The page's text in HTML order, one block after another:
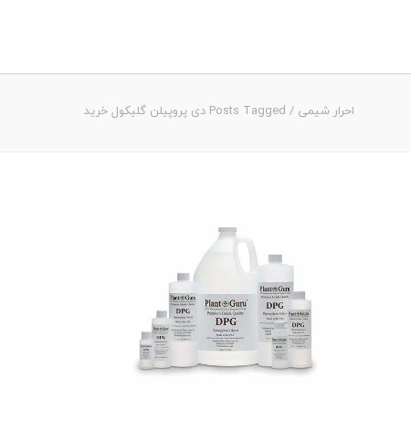
احرار شیمی / Posts Tagged دی پروپیلن گلیکول خرید